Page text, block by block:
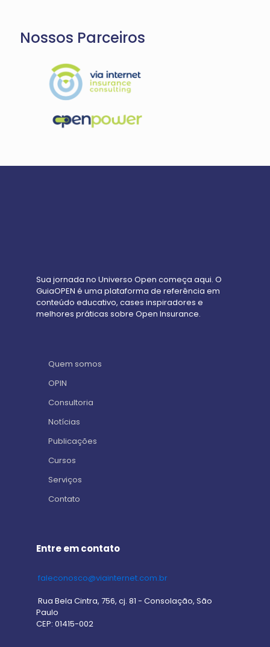
Nossos Parceiros
Sua jornada no Universo Open começa aqui. O
GuiaOPEN é uma plataforma de referência em
conteúdo educativo, cases inspiradores e
melhores práticas sobre Open Insurance.
Quem somos
OPIN
Consultoria
Notícias
Publicações
Cursos
Serviços
Contato
Entre em contato
faleconosco@viainternet.com.br
Rua Bela Cintra, 756, cj. 81 - Consolação, São
Paulo
CEP: 01415-002